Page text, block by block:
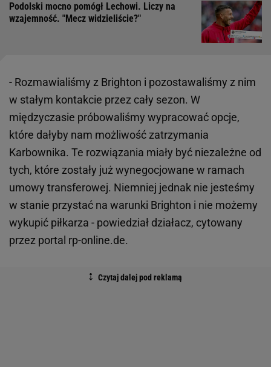
Podolski mocno pomógł Lechowi. Liczy na
wzajemność. "Mecz widzieliście?"
- Rozmawialiśmy z Brighton i pozostawaliśmy z nim
w stałym kontakcie przez cały sezon. W
międzyczasie próbowaliśmy wypracować opcje,
które dałyby nam możliwość zatrzymania
Karbownika. Te rozwiązania miały być niezależne od
tych, które zostały już wynegocjowane w ramach
umowy transferowej. Niemniej jednak nie jesteśmy
w stanie przystać na warunki Brighton i nie możemy
wykupić piłkarza - powiedział działacz, cytowany
przez portal rp-online.de.